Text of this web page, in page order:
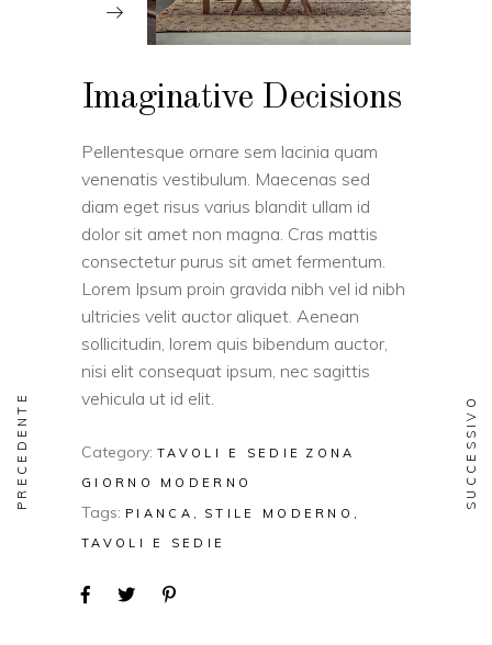
Imaginative Decisions
Pellentesque ornare sem lacinia quam
venenatis vestibulum. Maecenas sed
diam eget risus varius blandit ullam id
dolor sit amet non magna. Cras mattis
consectetur purus sit amet fermentum.
Lorem Ipsum proin gravida nibh vel id nibh
ultricies velit auctor aliquet. Aenean
sollicitudin, lorem quis bibendum auctor,
nisi elit consequat ipsum, nec sagittis
vehicula ut id elit.
Category: TAVOLI E SEDIE
ZONA
GIORNO MODERNO
Tags: PIANCA
STILE MODERNO
TAVOLI E SEDIE
PRECEDENTE SUCCESSIVO